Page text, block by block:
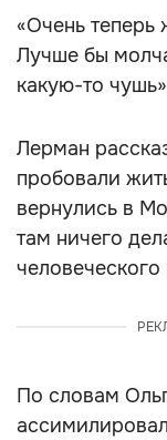
«Очень теперь
Лучше бы
какую-то
Лерман
пробовали
вернулись в
там ничего
По словам